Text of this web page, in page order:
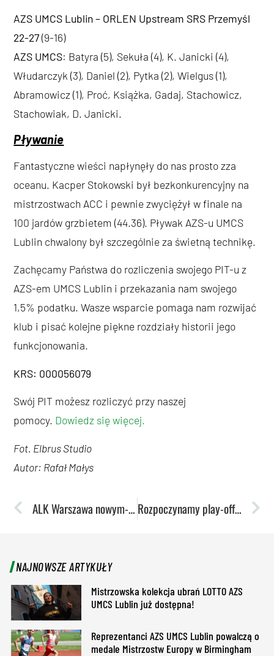
AZS UMCS Lublin – ORLEN Upstream SRS Przemyśl
22-27(9-16)
AZS UMCS: Batyra (5), Sekuła (4), K. Janicki (4),
Włudarczyk (3), Daniel (2), Pytka (2), Wielgus (1),
Abramowicz (1), Proć, Książka, Gadaj, Stachowicz,
Stachowiak, D. Janicki.
Pływanie
Fantastyczne wieści napłynęły do nas prosto zza
oceanu. Kacper Stokowski był bezkonkurencyjny na
mistrzostwach ACC i pewnie zwyciężył w finale na
100 jardów grzbietem (44.36). Pływak AZS-u UMCS
Lublin chwalony był szczególnie za świetną technikę.
Zachęcamy Państwa do rozliczenia swojego PIT-u z
AZS-em UMCS Lublin i przekazania nam swojego
1,5% podatku. Wasze wsparcie pomaga nam rozwijać
klub i pisać kolejne piękne rozdziały historii jego
funkcjonowania.
KRS: 000056079
Swój PIT możesz rozliczyć przy naszej
pomocy. Dowiedz się więcej.
Fot. Elbrus Studio
Autor: Rafał Małys
ALK Warszawa nowym-starym mistrzem szachowym Rozpoczynamy play-offy. VBW Arka Gdynia rywalem w pierwszej rundzie
NAJNOWSZE ARTYKUŁY
Mistrzowska kolekcja ubrań LOTTO AZS
UMCS Lublin już dostępna!
Reprezentanci AZS UMCS Lublin powalczą o
medale Mistrzostw Europy w Birmingham